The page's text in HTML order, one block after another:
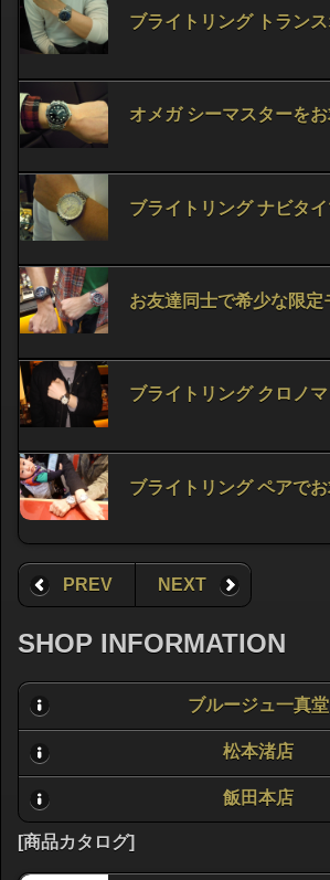
PREV NEXT
SHOP INFORMATION
ブルージュ一真堂
松本渚店
飯田本店
[商品カタログ]